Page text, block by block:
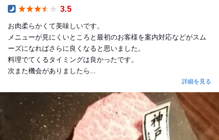
3.5
お肉柔らかくて美味しいです。
メニューが見にくいところと最初のお客様を案内対応などがスム
ーズになればさらに良くなると思いました。
料理でてくるタイミングは良かったです。
次また機会がありましたら...
詳細を見る